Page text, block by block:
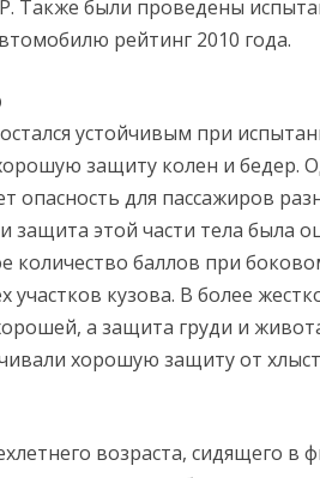
Также были проведены
рейтинг 2010 года.
устойчивым при
защиту колен и бедер.
опасность для пассажиров
защита этой части тела была
количество баллов при
кузова. В более
а защита груди и
хорошую защиту от
возраста, сидящего